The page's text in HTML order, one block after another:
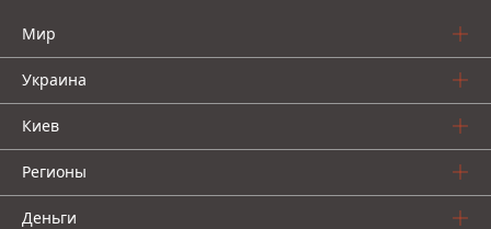
Мир
Украина
Киев
Регионы
Деньги